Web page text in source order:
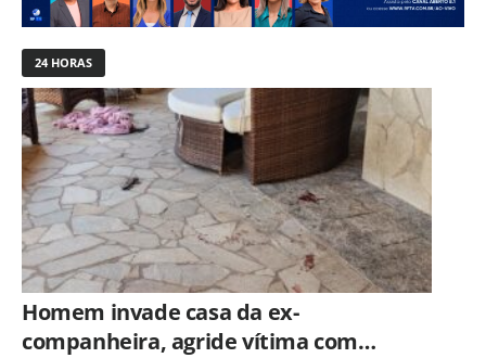
24 HORAS
Homem invade casa da ex-
companheira, agride vítima com